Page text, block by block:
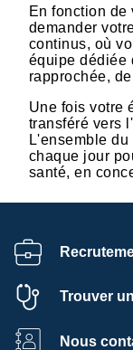
En fonction de
demander
continus, où
équipe dédiée
rapprochée,
Une fois votre
transféré vers
L'ensemble
chaque jour
santé, en
Trouver
Nous